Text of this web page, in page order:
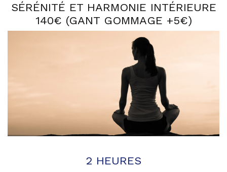
SÉRÉNITÉ ET HARMONIE INTÉRIEURE
140€ (GANT GOMMAGE +5€)
2 HEURES